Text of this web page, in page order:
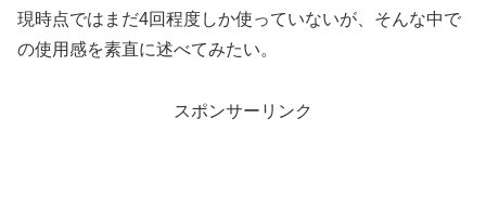
現時点ではまだ4回程度しか使っていないが、そんな中で
の使用感を素直に述べてみたい。
スポンサーリンク